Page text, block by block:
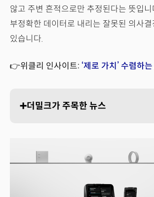
않고 주변 흔적으로만 추정된다는 뜻입
부정확한 데이터로 내리는 잘못된 의사
있습니다.
👉위클리 인사이트: ‘제로 가치’ 수렴하
➕더밀크가 주목한 뉴스